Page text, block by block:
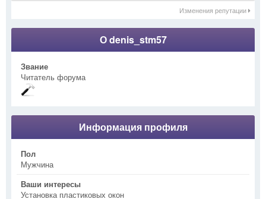
Изменения репутации
О denis_stm57
Звание
Читатель форума
Информация профиля
Пол
Мужчина
Ваши интересы
Установка пластиковых окон